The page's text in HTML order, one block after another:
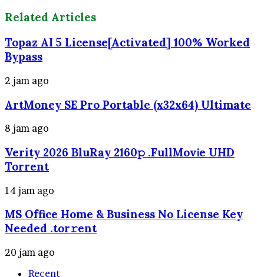
Related Articles
Topaz AI 5 License[Activated] 100% Worked
Bypass
2 jam ago
ArtMoney SE Pro Portable (x32x64) Ultimate
8 jam ago
Verity 2026 BluRay 2160𝚙 .FullMov𝗂e UHD
Torrent
14 jam ago
MS Office Home & Business No License Key
Needed .tоr𝚛еnt
20 jam ago
Recent